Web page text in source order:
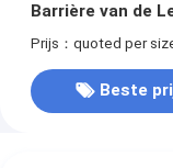
Barrière van de
Uitstekende Damp
Prijs：quoted per
Beste